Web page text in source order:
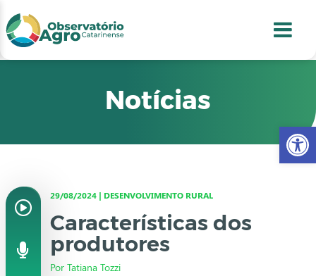
2
3
4
Notícias
29/08/2024 | DESENVOLVIMENTO RURAL
Características dos
produtores
Por Tatiana Tozzi